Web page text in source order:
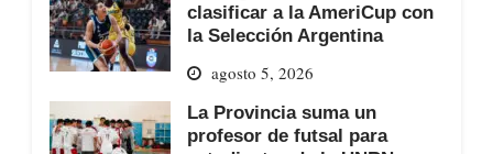
clasificar a la AmeriCup con
la Selección Argentina
agosto 5, 2026
La Provincia suma un
profesor de futsal para